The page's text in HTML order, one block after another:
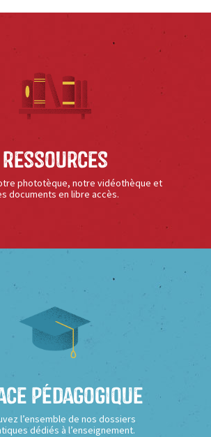
Ressources
phototèque, notre vidéothèque et
documents en libre accès.
Pédagogique
l’ensemble de nos dossiers
dédiés à l’enseignement.